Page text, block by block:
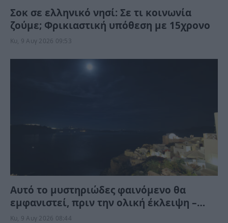
Σοκ σε ελληνικό νησί: Σε τι κοινωνία
ζούμε; Φρικιαστική υπόθεση με 15χρονο
Κυ, 9 Αυγ 2026 09:53
Αυτό το μυστηριώδες φαινόμενο θα
εμφανιστεί, πριν την ολική έκλειψη –
Μπορείτε να το δείτε αλλά όχι να το
Κυ, 9 Αυγ 2026 08:44